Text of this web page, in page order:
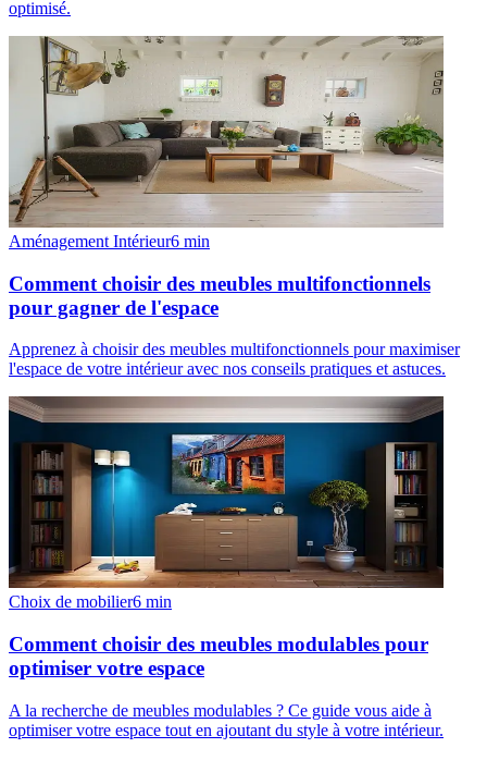
optimisé.
Aménagement Intérieur6 min
Comment choisir des meubles multifonctionnels
pour gagner de l'espace
Apprenez à choisir des meubles multifonctionnels pour maximiser
l'espace de votre intérieur avec nos conseils pratiques et astuces.
Choix de mobilier6 min
Comment choisir des meubles modulables pour
optimiser votre espace
A la recherche de meubles modulables ? Ce guide vous aide à
optimiser votre espace tout en ajoutant du style à votre intérieur.